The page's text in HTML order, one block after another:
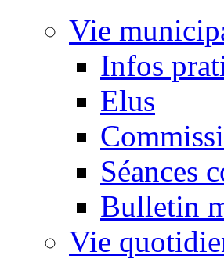
Vie
Infos
Elus
Séances
Bulletin
Vie